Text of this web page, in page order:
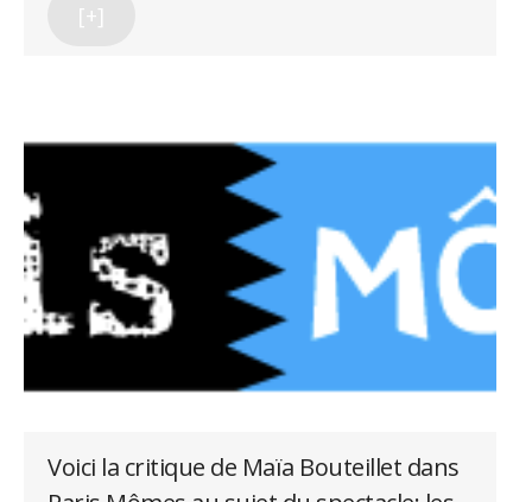
[+]
Voici la critique de Maïa Bouteillet dans